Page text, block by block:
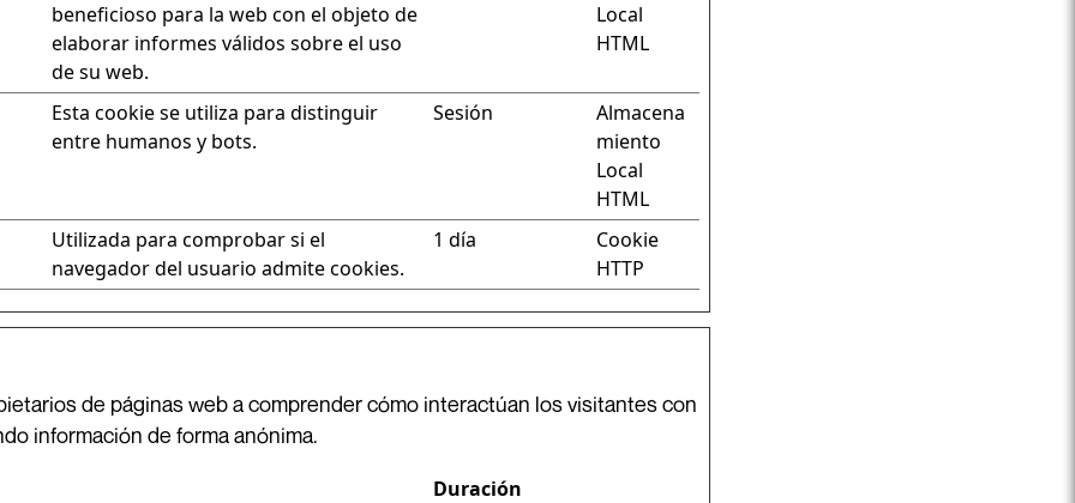
beneficioso para la web con el objeto de
elaborar informes válidos sobre el uso
de su web.
Local
HTML
Esta cookie se utiliza para distinguir
entre humanos y bots.
Sesión
Almacena
miento
Local
HTML
Utilizada para comprobar si el
navegador del usuario admite cookies.
1 día
Cookie
HTTP
de páginas web a comprender cómo interactúan los visitantes con
información de forma anónima.
Duración